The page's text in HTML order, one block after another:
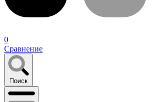
0
Сравнение
Поиск